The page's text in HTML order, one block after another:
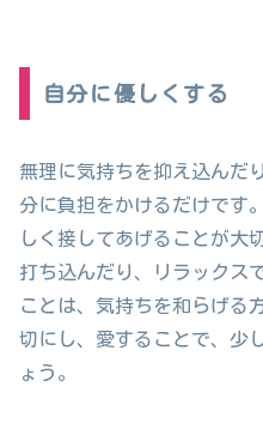
自分に優しくする
無理に気持ちを抑え込んだ
分に負担をかけるだけです
しく接してあげることが大
打ち込んだり、リラックス
ことは、気持ちを和らげる
切にし、愛することで、少
ょう。